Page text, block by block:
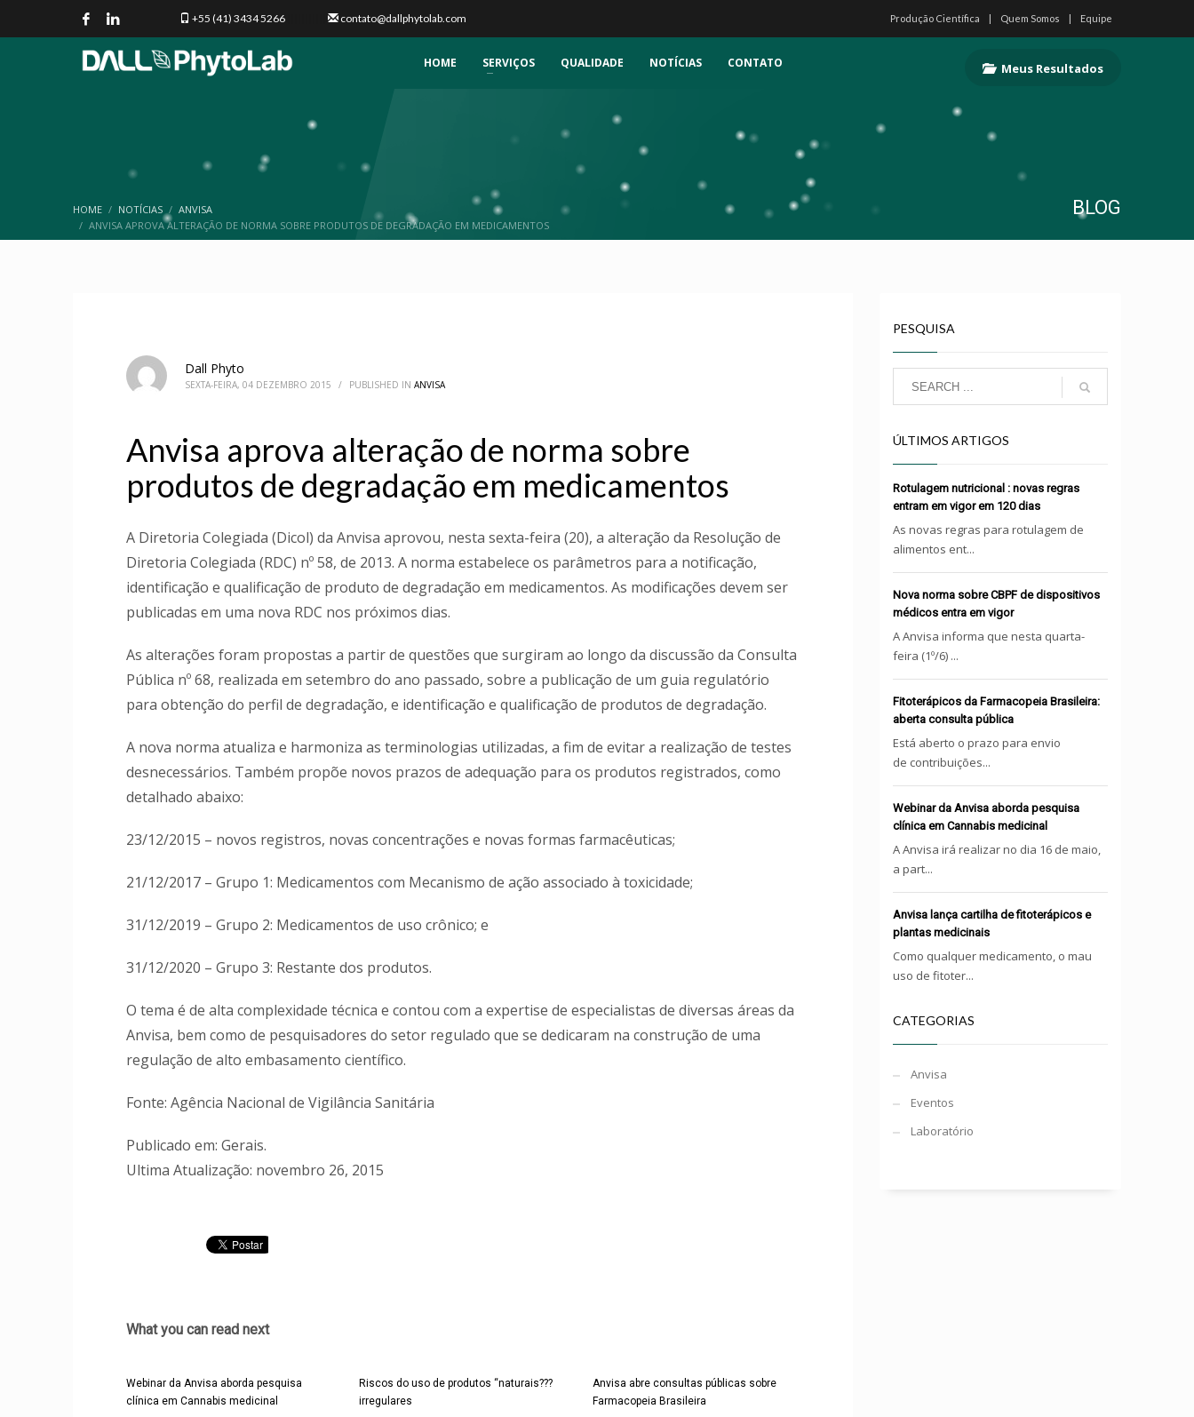
+55 (41) 3434 5266 contato@dallphytolab.com Produção Científica Quem Somos Equipe
HOME SERVIÇOS QUALIDADE NOTÍCIAS CONTATO Meus Resultados
HOME NOTÍCIAS
ANVISA
ANVISA APROVA ALTERAÇÃO DE NORMA SOBRE PRODUTOS DE DEGRADAÇÃO EM MEDICAMENTOS
BLOG
Dall Phyto
SEXTA-FEIRA, 04 DEZEMBRO 2015 / PUBLISHED IN ANVISA
Anvisa aprova alteração de norma sobre
produtos de degradação em medicamentos
A Diretoria Colegiada (Dicol) da Anvisa aprovou, nesta sexta-feira (20), a alteração da Resolução de
Diretoria Colegiada (RDC) nº 58, de 2013. A norma estabelece os parâmetros para a notificação,
identificação e qualificação de produto de degradação em medicamentos. As modificações devem ser
publicadas em uma nova RDC nos próximos dias.
As alterações foram propostas a partir de questões que surgiram ao longo da discussão da Consulta
Pública nº 68, realizada em setembro do ano passado, sobre a publicação de um guia regulatório
para obtenção do perfil de degradação, e identificação e qualificação de produtos de degradação.
A nova norma atualiza e harmoniza as terminologias utilizadas, a fim de evitar a realização de testes
desnecessários. Também propõe novos prazos de adequação para os produtos registrados, como
detalhado abaixo:
23/12/2015 – novos registros, novas concentrações e novas formas farmacêuticas;
21/12/2017 – Grupo 1: Medicamentos com Mecanismo de ação associado à toxicidade;
31/12/2019 – Grupo 2: Medicamentos de uso crônico; e
31/12/2020 – Grupo 3: Restante dos produtos.
O tema é de alta complexidade técnica e contou com a expertise de especialistas de diversas áreas da
Anvisa, bem como de pesquisadores do setor regulado que se dedicaram na construção de uma
regulação de alto embasamento científico.
Fonte: Agência Nacional de Vigilância Sanitária
Publicado em: Gerais.
Ultima Atualização: novembro 26, 2015
What you can read next
Webinar da Anvisa aborda pesquisa
clínica em Cannabis medicinal
Riscos do uso de produtos “naturais???
irregulares
Anvisa abre consultas públicas sobre
Farmacopeia Brasileira
PESQUISA
ÚLTIMOS ARTIGOS
Rotulagem nutricional : novas regras
entram em vigor em 120 dias
As novas regras para rotulagem de
alimentos ent...
Nova norma sobre CBPF de dispositivos
médicos entra em vigor
A Anvisa informa que nesta quarta-
feira (1º/6) ...
Fitoterápicos da Farmacopeia Brasileira:
aberta consulta pública
Está aberto o prazo para envio
de contribuições...
Webinar da Anvisa aborda pesquisa
clínica em Cannabis medicinal
A Anvisa irá realizar no dia 16 de maio,
a part...
Anvisa lança cartilha de fitoterápicos e
plantas medicinais
Como qualquer medicamento, o mau
uso de fitoter...
CATEGORIAS
Anvisa
Eventos
Laboratório